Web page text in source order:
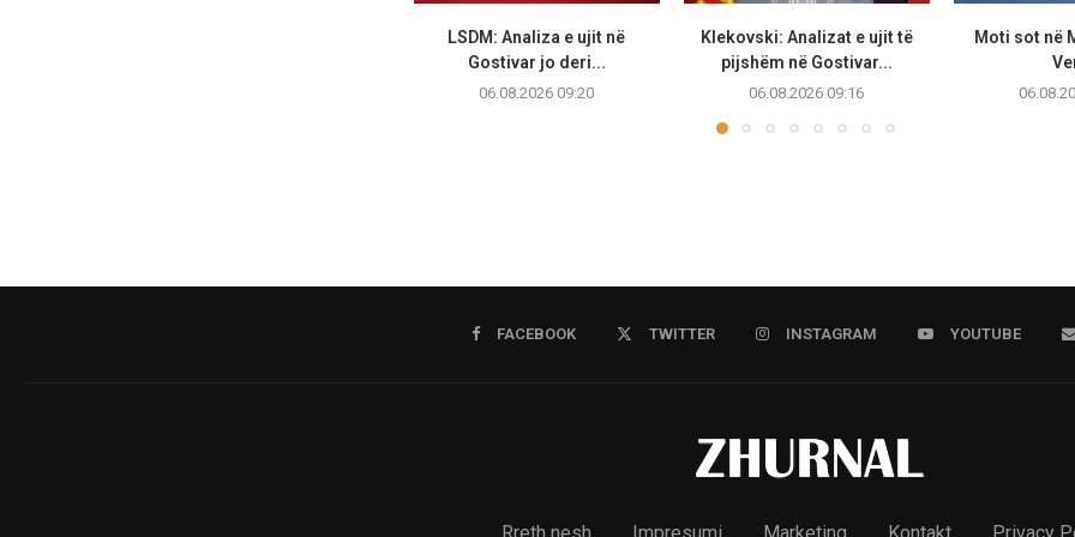
LSDM: Analiza e ujit në
Gostivar jo deri...
06.08.2026 09:20
Klekovski: Analizat e ujit të
pijshëm në Gostivar...
06.08.2026 09:16
Moti sot në
FACEBOOK TWITTER INSTAGRAM YOUTUBE
Rreth nesh Impresumi Marketing Kontakt Privacy